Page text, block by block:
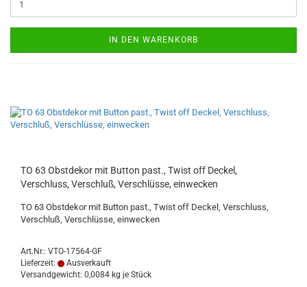
IN DEN WARENKORB
TO 63 Obstdekor mit Button past., Twist off Deckel,
Verschluss, Verschluß, Verschlüsse, einwecken
TO 63 Obstdekor mit Button past., Twist off Deckel, Verschluss,
Verschluß, Verschlüsse, einwecken
Art.Nr.: VTO-17564-GF
Lieferzeit:
Ausverkauft
Versandgewicht: 0,0084 kg je Stück